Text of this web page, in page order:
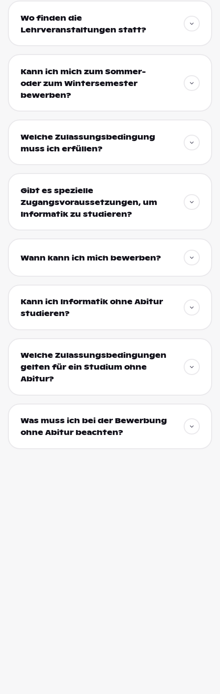
Wo finden die
Lehrveranstaltungen statt?
Kann ich mich zum Sommer-
oder zum Wintersemester
bewerben?
Welche Zulassungsbedingung
muss ich erfüllen?
Gibt es spezielle
Zugangsvoraussetzungen, um
Informatik zu studieren?
Wann kann ich mich bewerben?
Kann ich Informatik ohne Abitur
studieren?
Welche Zulassungsbedingungen
gelten für ein Studium ohne
Abitur?
Was muss ich bei der Bewerbung
ohne Abitur beachten?